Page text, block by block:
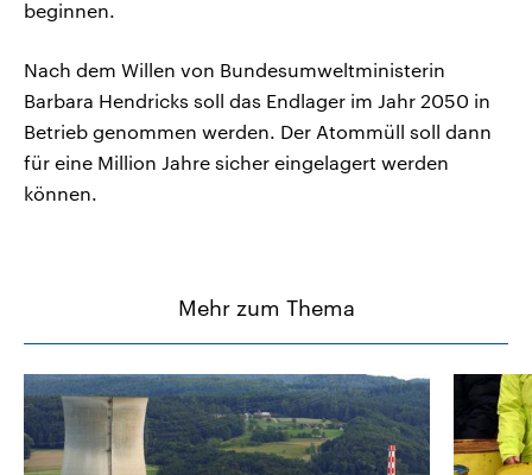
beginnen.
Nach dem Willen von Bundesumweltministerin
Barbara Hendricks soll das Endlager im Jahr 2050 in
Betrieb genommen werden. Der Atommüll soll dann
für eine Million Jahre sicher eingelagert werden
können.
Mehr zum Thema